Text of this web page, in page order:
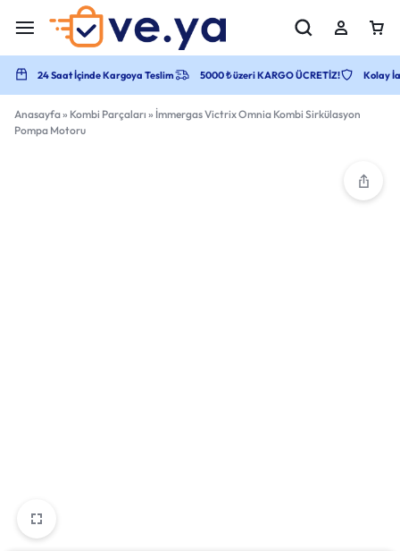
24 Saat İçinde Kargoya Teslim 5000 ₺ üzeri KARGO ÜCRETİZ! Kolay
Anasayfa» Kombi Parçaları » İmmergas Victrix Omnia Kombi Sirkülasyon
Pompa Motoru